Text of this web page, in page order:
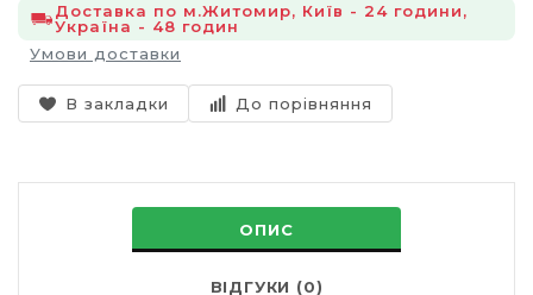
Доставка по м.Житомир, Київ - 24 години,
Україна - 48 годин
Умови доставки
В закладки До порівняння
ОПИС
ВІДГУКИ (0)